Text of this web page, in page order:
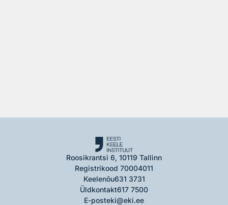
Roosikrantsi 6, 10119 Tallinn
Registrikood 70004011
Keelenõu631 3731
Üldkontakt617 7500
E-posteki@eki.ee